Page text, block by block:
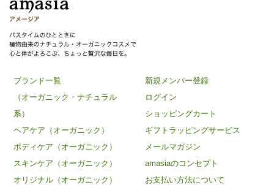
ブランド一覧
（オーガニック・ナチュラル
系）
ヘアケア（オーガニック）
ボディケア（オーガニック）
スキンケア（オーガニック）
オリジナル（オーガニック）
新規メンバー登録
ログイン
ショッピングカート
ギフトラッピングサービス
メールマガジン
amasiaのコンセプト
お支払い方法について